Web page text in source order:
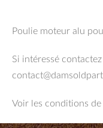
Poulie moteur alu
Si intéressé
Voir les conditions